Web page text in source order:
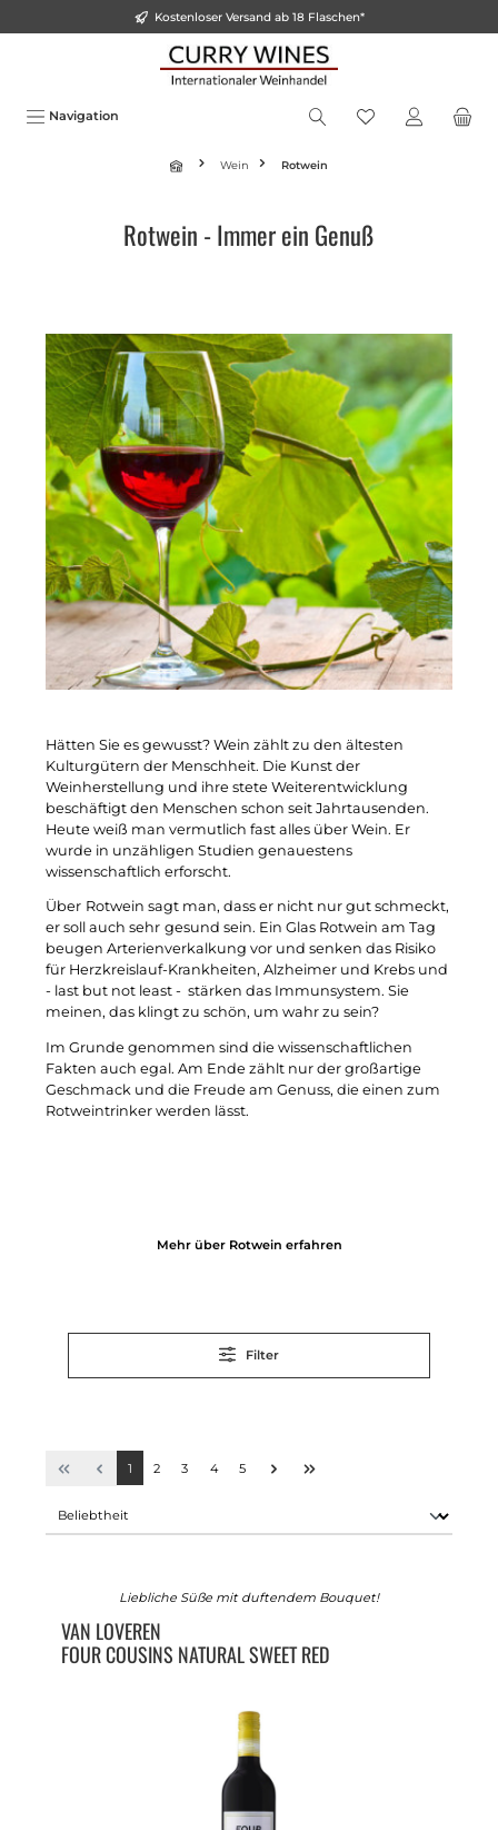
Kostenloser Versand ab 18 Flaschen*
Navigation
Wein Rotwein
Rotwein - Immer ein Genuß
Hätten Sie es gewusst? Wein zählt zu den ältesten
Kulturgütern der Menschheit. Die Kunst der
Weinherstellung und ihre stete Weiterentwicklung
beschäftigt den Menschen schon seit Jahrtausenden.
Heute weiß man vermutlich fast alles über Wein. Er
wurde in unzähligen Studien genauestens
wissenschaftlich erforscht.
Über Rotwein sagt man, dass er nicht nur gut schmeckt,
er soll auch sehr gesund sein. Ein Glas Rotwein am Tag
beugen Arterienverkalkung vor und senken das Risiko
für Herzkreislauf-Krankheiten, Alzheimer und Krebs und
- last but not least - stärken das Immunsystem. Sie
meinen, das klingt zu schön, um wahr zu sein?
Im Grunde genommen sind die wissenschaftlichen
Fakten auch egal. Am Ende zählt nur der großartige
Geschmack und die Freude am Genuss, die einen zum
Rotweintrinker werden lässt.
Mehr über Rotwein erfahren
Filter
1 2 3 4 5
Liebliche Süße mit duftendem Bouquet!
VAN LOVEREN
FOUR COUSINS NATURAL SWEET RED